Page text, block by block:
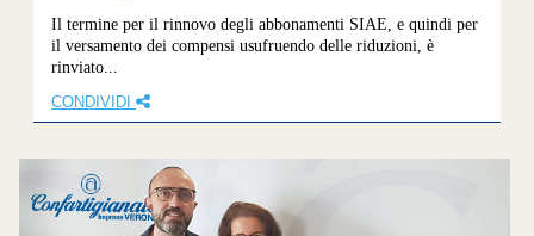
Il termine per il rinnovo degli abbonamenti SIAE, e quindi per
il versamento dei compensi usufruendo delle riduzioni, è
rinviato...
CONDIVIDI